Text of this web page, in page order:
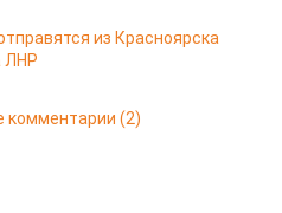
из Красноярска
ЛНР
комментарии (2)